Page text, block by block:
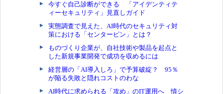
今すぐ自己診断ができる 「アイデンティテ
ィーセキュリティ」見直しガイド
実態調査で見えた、AI時代のセキュリティ対
策における「センターピン」とは？
ものづくり企業が、自社技術や製品を起点と
した新規事業開発で成功を収めるには
経営層の「AI導入しろ」で予算破綻？ 95％
が陥る失敗と隠れコストのわな
AI時代に求められる「攻め」のIT運用へ 情シ